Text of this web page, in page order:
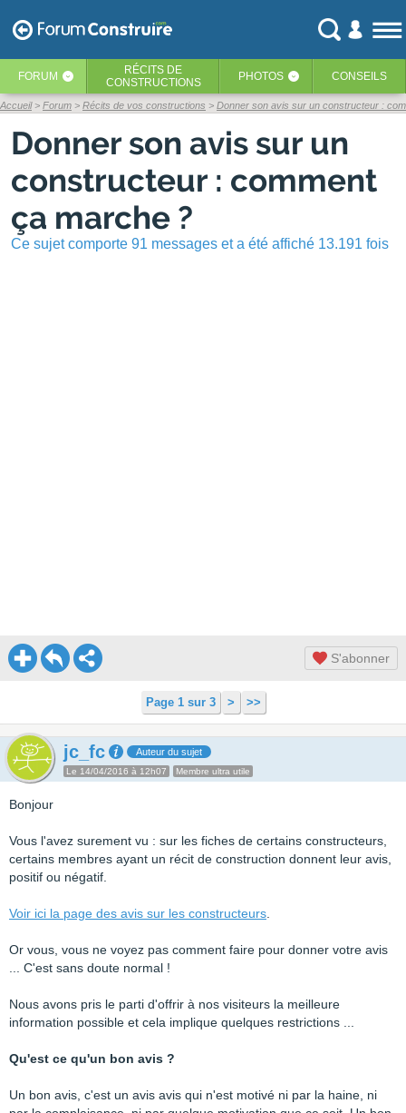
FORUM ‹ RÉCITS DE
CONSTRUCTIONS
PHOTOS ‹ CONSEILS
Accueil Forum Récits de vos constructions Donner son avis sur un constructeur :
Donner son avis sur un
constructeur : comment
ça marche ?
Ce sujet comporte 91 messages et a été affiché 13.191 fois
S'abonner
Page 1 sur 3 > >>
jc_fc Auteur du sujet
Le 14/04/2016 à 12h07 Membre ultra utile
Bonjour
Vous l'avez surement vu : sur les fiches de certains constructeurs,
certains membres ayant un récit de construction donnent leur avis,
positif ou négatif.
Voir ici la page des avis sur les constructeurs
Or vous, vous ne voyez pas comment faire pour donner votre avis
... C'est sans doute normal !
Nous avons pris le parti d'offrir à nos visiteurs la meilleure
information possible et cela implique quelques restrictions ...
Qu'est ce qu'un bon avis ?
Un bon avis, c'est un avis avis qui n'est motivé ni par la haine, ni